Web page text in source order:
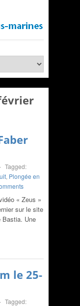
Tagged:
, Plongée en
« Zeus »
sur le site
Bastia. Une
le 25-
Tagged: